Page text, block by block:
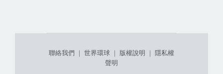
聯絡我們 ｜ 世界環球 ｜ 版權說明 ｜ 隱私權
聲明